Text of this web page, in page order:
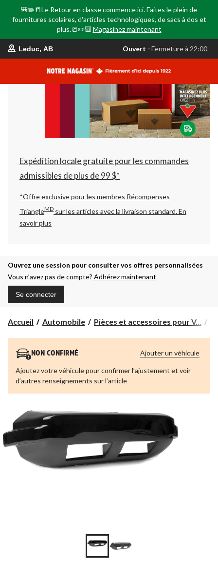
🎒✏️📒Le Retour en classe commence ici. Faites le plein de
fournitures scolaires, d'articles technologiques, de sacs à dos et
plus.📒✏️🎒 Magasinez maintenant
votre
est
AB,
Ouvert,
Fermeture
à
22:00
changer
Leduc, AB Ouvert ⋅ Fermeture à 22:00
Expédition locale gratuite pour les commandes
admissibles de plus de 99 $*
*Offre exclusive pour les membres Récompenses
TriangleMD sur les articles avec la livraison standard.En
savoir plus
Ouvrez une session pour consulter vos offres personnalisées
Vous n’avez pas de compte? Adhérez maintenant
Se connecter
Accueil Automobile Pièces et accessoires pour V...
NON CONFIRMÉ
Ajoutez votre véhicule pour confirmer l’ajustement et voir
d’autres renseignements sur l’article
Ajouter un véhicule